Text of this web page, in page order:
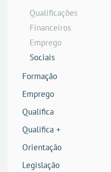
Qualificações
Financeiros
Emprego
Sociais
Formação
Emprego
Qualifica
Qualifica +
Orientação
Legislação